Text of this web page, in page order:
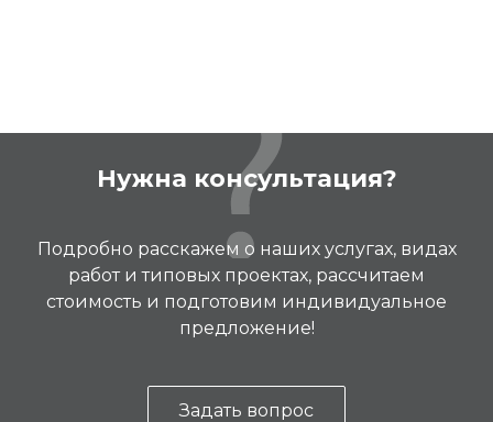
Нужна консультация?
Подробно расскажем о наших услугах, видах
работ и типовых проектах, рассчитаем
стоимость и подготовим индивидуальное
предложение!
Задать вопрос